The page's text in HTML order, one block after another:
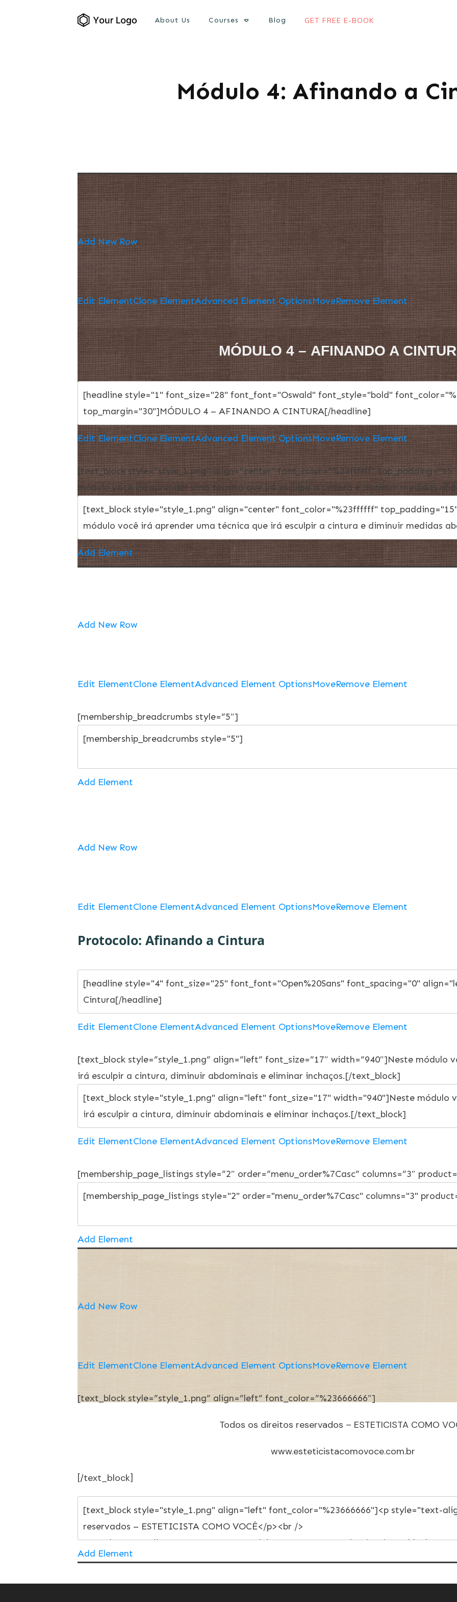
About Us Courses Blog GET FREE E-BOOK
Módulo 4: Afinando a
Add New Row
Edit ElementClone ElementAdvanced Element OptionsMoveRemove Element
MÓDULO 4 – AFINANDO A
Edit ElementClone ElementAdvanced Element OptionsMoveRemove Element
[text_block style=”style_1.png” align=”center” font_color=”%23ffffff”
módulo você irá aprender uma técnica que irá esculpir a cintura e diminuir medidas
Add Element
Add New Row
Edit ElementClone ElementAdvanced Element OptionsMoveRemove Element
[membership_breadcrumbs style=”5″]
Add Element
Add New Row
Edit ElementClone ElementAdvanced Element OptionsMoveRemove Element
Protocolo: Afinando a Cintura
Edit ElementClone ElementAdvanced Element OptionsMoveRemove Element
[text_block style=”style_1.png” align=”left” font_size=”17″ width=”940″]Neste módulo
irá esculpir a cintura, diminuir abdominais e eliminar inchaços.[/text_block]
Edit ElementClone ElementAdvanced Element OptionsMoveRemove Element
[membership_page_listings style=”2″ order=”menu_order%7Casc” columns=”3″
Add Element
Add New Row
Edit ElementClone ElementAdvanced Element OptionsMoveRemove Element
[text_block style=”style_1.png” align=”left” font_color=”%23666666″]
Todos os direitos reservados – ESTETICISTA COMO
www.esteticistacomovoce.com.br
[/text_block]
Add Element